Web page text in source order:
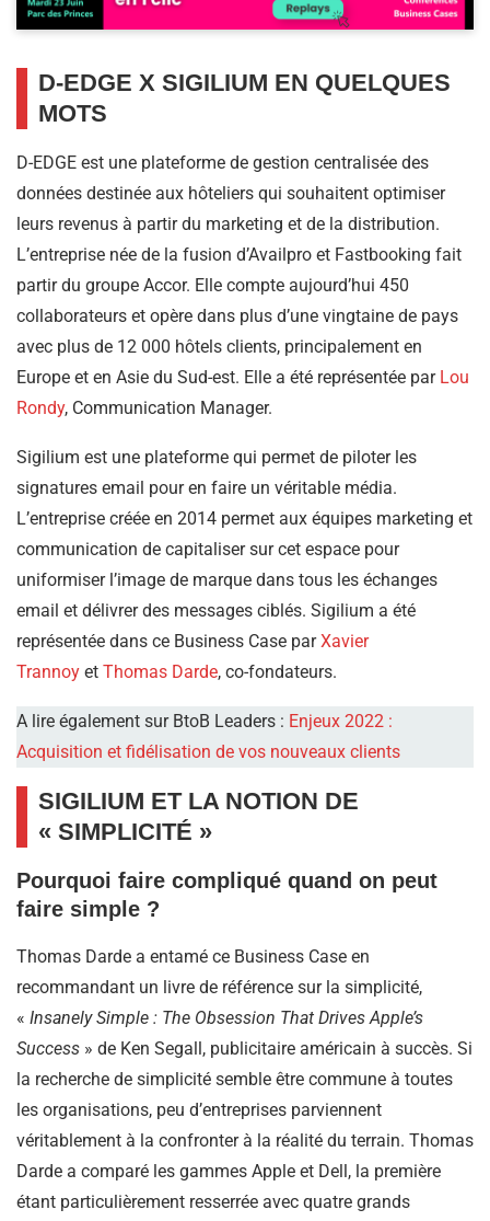
D-EDGE X SIGILIUM EN QUELQUES
MOTS
D-EDGE est une plateforme de gestion centralisée des
données destinée aux hôteliers qui souhaitent optimiser
leurs revenus à partir du marketing et de la distribution.
L’entreprise née de la fusion d’Availpro et Fastbooking fait
partir du groupe Accor. Elle compte aujourd’hui 450
collaborateurs et opère dans plus d’une vingtaine de pays
avec plus de 12 000 hôtels clients, principalement en
Europe et en Asie du Sud-est. Elle a été représentée par Lou
Rondy, Communication Manager.
Sigilium est une plateforme qui permet de piloter les
signatures email pour en faire un véritable média.
L’entreprise créée en 2014 permet aux équipes marketing et
communication de capitaliser sur cet espace pour
uniformiser l’image de marque dans tous les échanges
email et délivrer des messages ciblés. Sigilium a été
représentée dans ce Business Case parXavier
Trannoy et Thomas Darde, co-fondateurs.
A lire également sur BtoB Leaders : Enjeux 2022 :
Acquisition et fidélisation de vos nouveaux clients
SIGILIUM ET LA NOTION DE
« SIMPLICITÉ »
Pourquoi faire compliqué quand on peut
faire simple ?
Thomas Darde a entamé ce Business Case en
recommandant un livre de référence sur la simplicité,
« Insanely Simple : The Obsession That Drives Apple’s
Success » de Ken Segall, publicitaire américain à succès. Si
la recherche de simplicité semble être commune à toutes
les organisations, peu d’entreprises parviennent
véritablement à la confronter à la réalité du terrain. Thomas
Darde a comparé les gammes Apple et Dell, la première
étant particulièrement resserrée avec quatre grands